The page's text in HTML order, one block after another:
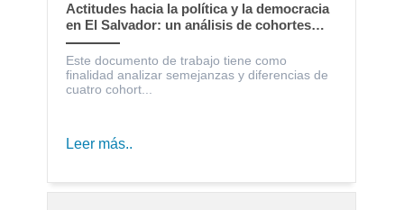
Actitudes hacia la política y la democracia
en El Salvador: un análisis de cohortes
generacionales
Este documento de trabajo tiene como
finalidad analizar semejanzas y diferencias de
cuatro cohort...
Leer más..